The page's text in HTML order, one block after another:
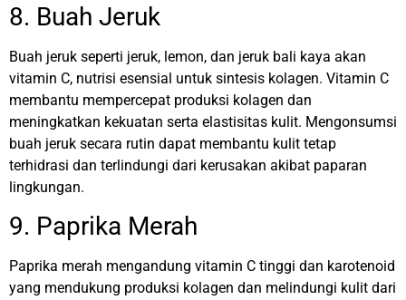
8. Buah Jeruk
Buah jeruk seperti jeruk, lemon, dan jeruk bali kaya akan
vitamin C, nutrisi esensial untuk sintesis kolagen. Vitamin C
membantu mempercepat produksi kolagen dan
meningkatkan kekuatan serta elastisitas kulit. Mengonsumsi
buah jeruk secara rutin dapat membantu kulit tetap
terhidrasi dan terlindungi dari kerusakan akibat paparan
lingkungan.
9. Paprika Merah
Paprika merah mengandung vitamin C tinggi dan karotenoid
yang mendukung produksi kolagen dan melindungi kulit dari